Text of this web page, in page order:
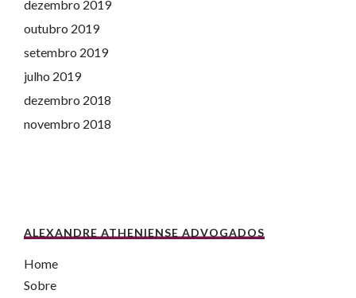
dezembro 2019
outubro 2019
setembro 2019
julho 2019
dezembro 2018
novembro 2018
ALEXANDRE ATHENIENSE ADVOGADOS
Home
Sobre